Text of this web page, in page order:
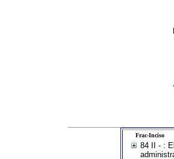
Frac-Inciso
84 II - :